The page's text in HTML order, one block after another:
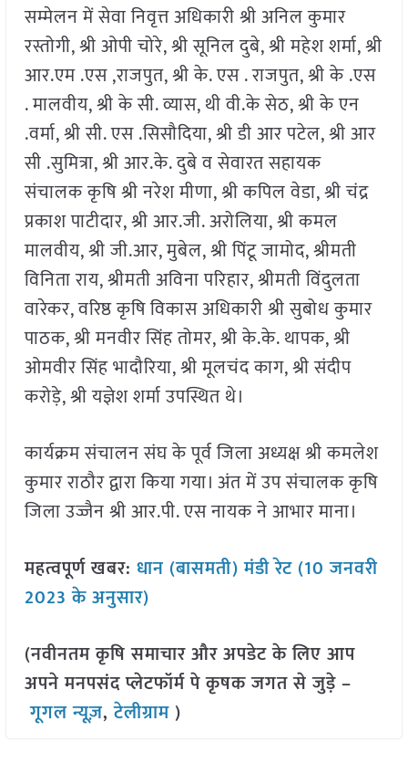
सम्मेलन में सेवा निवृत्त अधिकारी श्री अनिल कुमार
रस्तोगी, श्री ओपी चोरे, श्री सूनिल दुबे, श्री महेश शर्मा, श्री
आर.एम .एस ,राजपुत, श्री के. एस . राजपुत, श्री के .एस
. मालवीय, श्री के सी. व्यास, थी वी.के सेठ, श्री के एन
.वर्मा, श्री सी. एस .सिसौदिया, श्री डी आर पटेल, श्री आर
सी .सुमित्रा, श्री आर.के. दुबे व सेवारत सहायक
संचालक कृषि श्री नरेश मीणा, श्री कपिल वेडा, श्री चंद्र
प्रकाश पाटीदार, श्री आर.जी. अरोलिया, श्री कमल
मालवीय, श्री जी.आर, मुबेल, श्री पिंटू जामोद, श्रीमती
विनिता राय, श्रीमती अविना परिहार, श्रीमती विंदुलता
वारेकर, वरिष्ठ कृषि विकास अधिकारी श्री सुबोध कुमार
पाठक, श्री मनवीर सिंह तोमर, श्री के.के. थापक, श्री
ओमवीर सिंह भादौरिया, श्री मूलचंद काग, श्री संदीप
करोड़े, श्री यज्ञेश शर्मा उपस्थित थे।
कार्यक्रम संचालन संघ के पूर्व जिला अध्यक्ष श्री कमलेश
कुमार राठौर द्वारा किया गया। अंत में उप संचालक कृषि
जिला उज्जैन श्री आर.पी. एस नायक ने आभार माना।
महत्वपूर्ण खबर: धान (बासमती) मंडी रेट (10 जनवरी
2023 के अनुसार)
(नवीनतम कृषि समाचार और अपडेट के लिए आप
अपने मनपसंद प्लेटफॉर्म पे कृषक जगत से जुड़े –
गूगल न्यूज़,टेलीग्राम )